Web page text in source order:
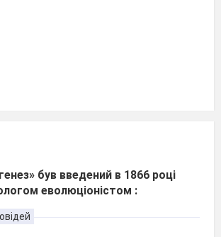
був введений в 1866 році
еволюціоністом :